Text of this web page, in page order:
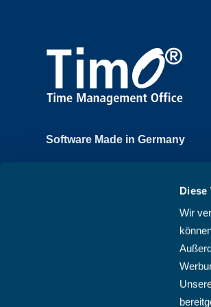
Diese
Wir
Software Made in Germany
61250 Usingen, Deutschland
+49 6081 58600